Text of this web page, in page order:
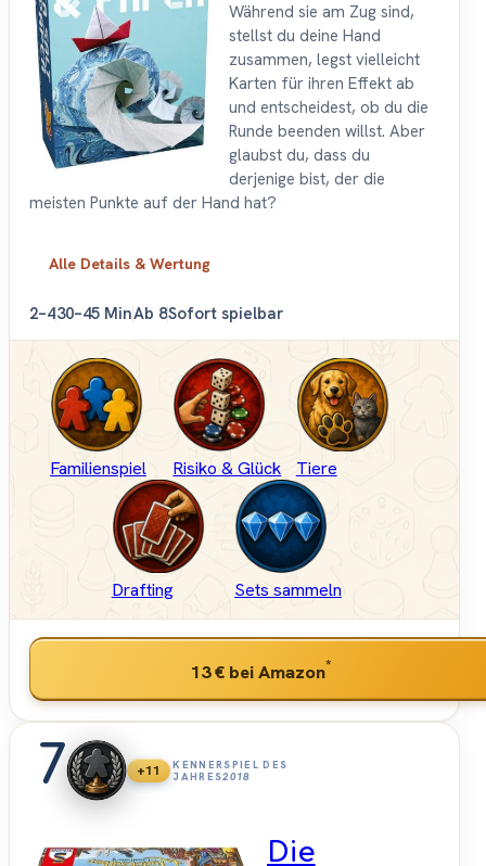
Während sie am Zug sind,
stellst du deine Hand
zusammen, legst vielleicht
Karten für ihren Effekt ab
und entscheidest, ob du die
Runde beenden willst. Aber
glaubst du, dass du
derjenige bist, der die
meisten Punkte auf der Hand hat?
Alle Details & Wertung
2–430–45 MinAb 8Sofort spielbar
Familienspiel Risiko & Glück Tiere
Drafting Sets sammeln
13 € bei Amazon*
7 +11
KENNERSPIEL DES
JAHRES2018
Die